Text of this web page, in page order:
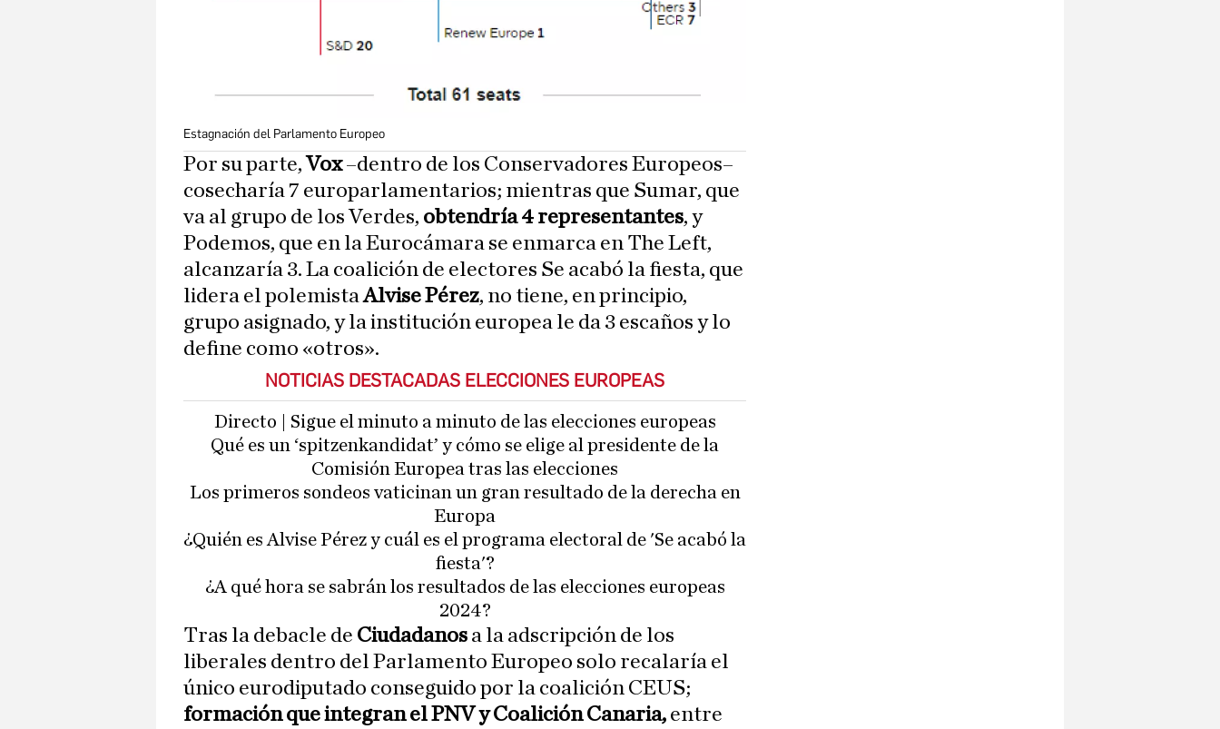
Estagnación del Parlamento Europeo
Por su parte, Vox–dentro de los Conservadores Europeos–
cosecharía 7 europarlamentarios; mientras que Sumar, que
va al grupo de los Verdes, obtendría 4 representantes, y
Podemos, que en la Eurocámara se enmarca en The Left,
alcanzaría 3. La coalición de electores Se acabó la fiesta, que
lidera el polemistaAlvise Pérez, no tiene, en principio,
grupo asignado, y la institución europea le da 3 escaños y lo
define como «otros».
NOTICIAS DESTACADAS ELECCIONES EUROPEAS
Directo | Sigue el minuto a minuto de las elecciones europeas
Qué es un ‘spitzenkandidat’ y cómo se elige al presidente de la
Comisión Europea tras las elecciones
Los primeros sondeos vaticinan un gran resultado de la derecha en
Europa
¿Quién es Alvise Pérez y cuál es el programa electoral de 'Se acabó la
fiesta'?
¿A qué hora se sabrán los resultados de las elecciones europeas
2024?
Tras la debacle de Ciudadanos a la adscripción de los
liberales dentro del Parlamento Europeo solo recalaría el
único eurodiputado conseguido por la coalición CEUS;
formación que integran el PNV y Coalición Canaria, entre